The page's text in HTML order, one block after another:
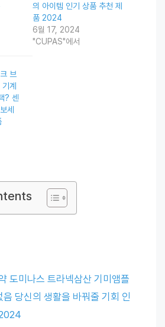
의 아이템 인기 상품 추천 제
품 2024
6월 17, 2024
"CUPAS"에서
브
계
? 센
세
도미나스 트라넥삼산 기미앰플
당신의 생활을 바꿔줄 기회 인